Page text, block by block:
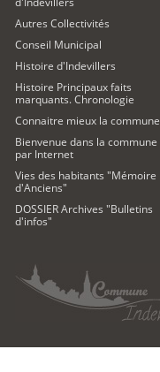
Autres Collectivités
Conseil Municipal
Histoire d'Indevillers
Histoire Principaux faits
marquants. Chronologie
Connaitre mieux la commune
Bienvenue dans la commune
par Internet
Vies des habitants "Mémoire
d'Anciens"
DOSSIER Archives "Bulletins
d'infos"